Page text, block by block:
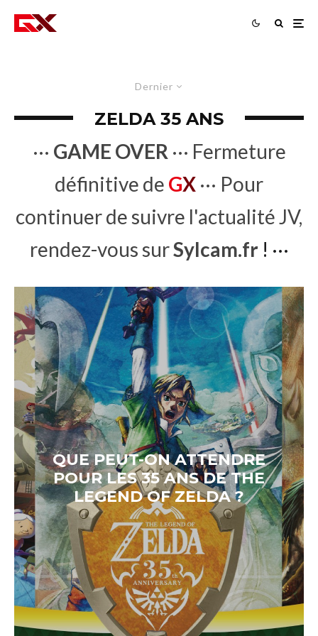
Dernier
ZELDA 35 ANS
··· GAME OVER ··· Fermeture
définitive de GX ··· Pour
continuer de suivre l'actualité JV,
rendez-vous surSylcam.fr! ···
QUE PEUT-ON ATTENDRE
POUR LES 35 ANS DE THE
LEGEND OF ZELDA ?